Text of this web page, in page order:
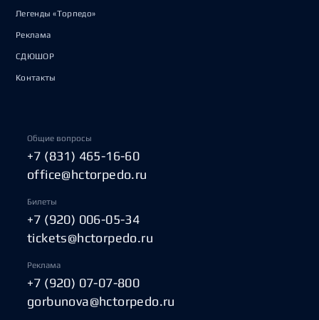
Легенды «Торпедо»
Реклама
СДЮШОР
Контакты
Общие вопросы
+7 (831) 465-16-60
office@hctorpedo.ru
Билеты
+7 (920) 006-05-34
tickets@hctorpedo.ru
Реклама
+7 (920) 07-07-800
gorbunova@hctorpedo.ru